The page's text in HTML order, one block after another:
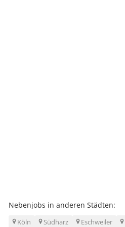
Nebenjobs in anderen Städten:
Köln Südharz Eschweiler